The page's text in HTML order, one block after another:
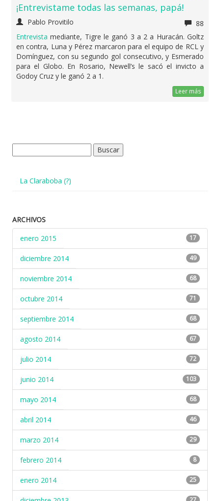
¡Entrevistame todas las semanas, papá!
Pablo Provitilo
88
Entrevista mediante, Tigre le ganó 3 a 2 a Huracán. Goltz
en contra, Luna y Pérez marcaron para el equipo de RCL y
Domínguez, con su segundo gol consecutivo, y Esmerado
para el Globo. En Rosario, Newell’s le sacó el invicto a
Godoy Cruz y le ganó 2 a 1.
Leer más
La Claraboba (?)
ARCHIVOS
enero 2015
17
diciembre 2014 49
noviembre 2014 68
octubre 2014 71
septiembre 2014 68
agosto 2014 67
julio 2014 72
junio 2014 103
mayo 2014 68
abril 2014 46
marzo 2014 29
febrero 2014 8
enero 2014 25